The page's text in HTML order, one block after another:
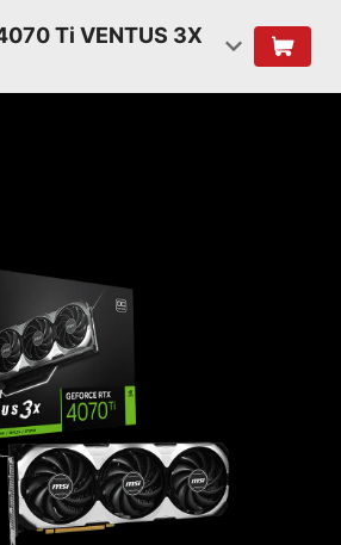
Ti VENTUS 3X